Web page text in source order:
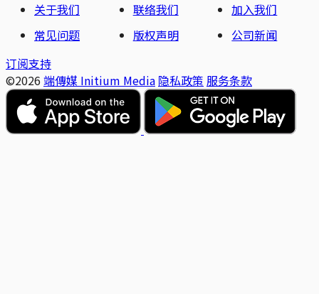
关于我们
联络我们
加入我们
常见问题
版权声明
公司新闻
订阅支持
©2026 端傳媒 Initium Media 隐私政策 服务条款